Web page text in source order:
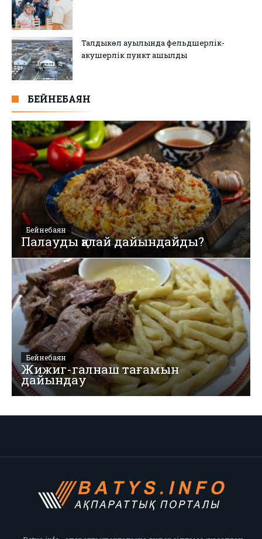
Талдыкөл ауылында фельдшерлік-
акушерлік пункт ашылды
БЕЙНЕБАЯН
Бейнебаян
Палауды қалай дайындайды?
Бейнебаян
Жижиг-галнаш тағамын
дайындау